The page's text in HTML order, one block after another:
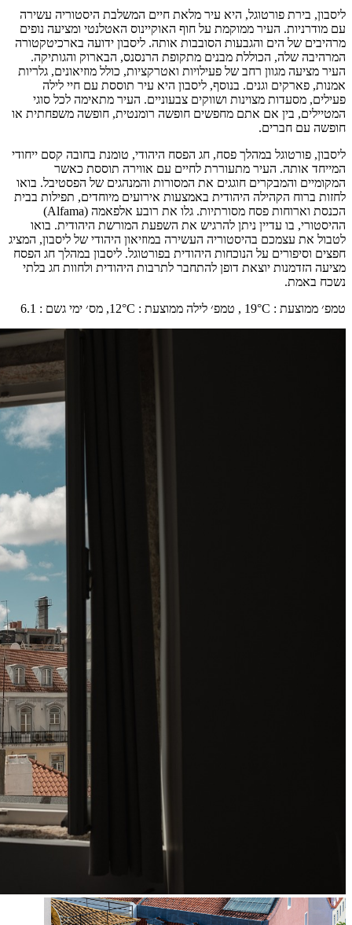
ליסבון, בירת פורטוגל, היא עיר מלאת חיים המשלבת היסטוריה עשירה
עם מודרניות. העיר ממוקמת על חוף האוקיינוס האטלנטי ומציעה נופים
מרהיבים של הים והגבעות הסובבות אותה. ליסבון ידועה בארכיטקטורה
המרהיבה שלה, הכוללת מבנים מתקופת הרנסנס, הבארוק והגותיקה.
העיר מציעה מגוון רחב של פעילויות ואטרקציות, כולל מוזיאונים, גלריות
אמנות, פארקים וגנים. בנוסף, ליסבון היא עיר תוססת עם חיי לילה
פעילים, מסעדות מצוינות ושווקים צבעוניים. העיר מתאימה לכל סוגי
המטיילים, בין אם אתם מחפשים חופשה רומנטית, חופשה משפחתית או
חופשה עם חברים.
ליסבון, פורטוגל במהלך פסח, חג הפסח היהודי, טומנת בחובה קסם ייחודי
המייחד אותה. העיר מתעוררת לחיים עם אווירה תוססת כאשר
המקומיים והמבקרים חוגגים את המסורות והמנהגים של הפסטיבל. בואו
לחזות ברוח הקהילה היהודית באמצעות אירועים מיוחדים, תפילות בבית
הכנסת וארוחות פסח מסורתיות. גלו את רובע אלפאמה (Alfama)
ההיסטורי, בו עדיין ניתן להרגיש את השפעת המורשת היהודית. בואו
לטבול את עצמכם בהיסטוריה העשירה במוזיאון היהודי של ליסבון, המציג
חפצים וסיפורים על הנוכחות היהודית בפורטוגל. ליסבון במהלך חג הפסח
מציעה הזדמנות יוצאת דופן להתחבר לתרבות היהודית ולחוות חג בלתי
נשכח באמת.
טמפ׳ ממוצעת :
19°C , טמפ׳ לילה ממוצעת :
12°C, מס׳ ימי גשם :
6.1